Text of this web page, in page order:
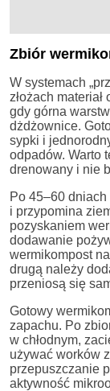
Zbiór
W systemach
złożach
gdy górna
dżdżownice.
sypki i
odpadów. Warto
drenowany i nie
Po 45–60 dniach
i przypomina
pozyskaniem
dodawanie
wermikompost
drugą należy
przeniosą się
Gotowy
zapachu. Po
w chłodnym,
używać worków
przepuszczanie
aktywność